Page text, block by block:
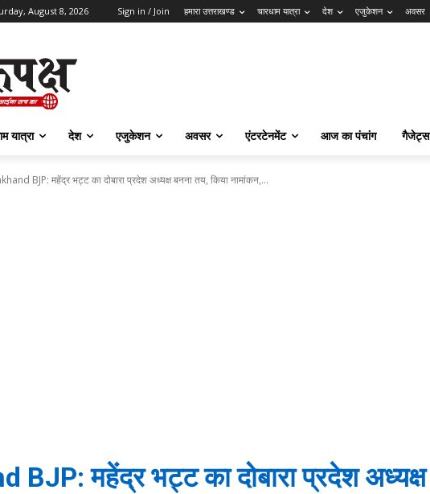
August 8, 2026 Sign in / Join हमारा उत्तराखण्ड चारधाम यात्रा देश एजुकेशन अवसर
यात्रा देश एजुकेशन अवसर एंटरटेनमेंट आज का पंचांग गैजेट्स
BJP: महेंद्र भट्ट का दोबारा प्रदेश अध्यक्ष बनना तय, किया नामांकन,...
BJP: महेंद्र भट्ट का दोबारा प्रदेश अध्यक्ष